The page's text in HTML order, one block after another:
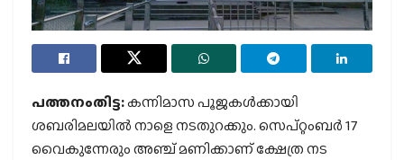
പത്തനംതിട്ട:കന്നിമാസ പൂജകള്‍ക്കായി
ശബരിമലയില്‍ നാളെ നടതുറക്കും. സെപ്റ്റംബര്‍ 17
വൈകുന്നേരും അഞ്ച് മണിക്കാണ് ക്ഷേത്ര നട